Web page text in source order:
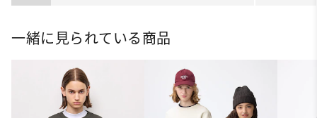
ト
一緒に見られている商品